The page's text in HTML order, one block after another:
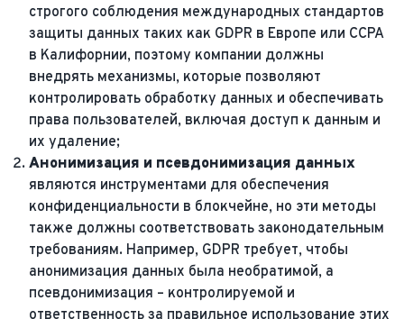
строгого соблюдения международных стандартов
защиты данных таких как GDPR в Европе или CCPA
в Калифорнии, поэтому компании должны
внедрять механизмы, которые позволяют
контролировать обработку данных и обеспечивать
права пользователей, включая доступ к данным и
их удаление;
Анонимизация и псевдонимизация данных
являются инструментами для обеспечения
конфиденциальности в блокчейне, но эти методы
также должны соответствовать законодательным
требованиям. Например, GDPR требует, чтобы
анонимизация данных была необратимой, а
псевдонимизация – контролируемой и
ответственность за правильное использование этих